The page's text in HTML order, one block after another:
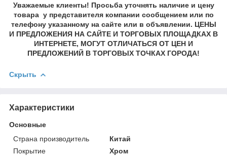
Уважаемые клиенты! Просьба уточнять наличие и цену
товара у представителя компании сообщением или по
телефону указанному на сайте или в объявлении. ЦЕНЫ
И ПРЕДЛОЖЕНИЯ НА САЙТЕ И ТОРГОВЫХ ПЛОЩАДКАХ В
ИНТЕРНЕТЕ, МОГУТ ОТЛИЧАТЬСЯ ОТ ЦЕН И
ПРЕДЛОЖЕНИЙ В ТОРГОВЫХ ТОЧКАХ ГОРОДА!
Скрыть
Характеристики
Основные
Страна производитель
Китай
Покрытие
Хром